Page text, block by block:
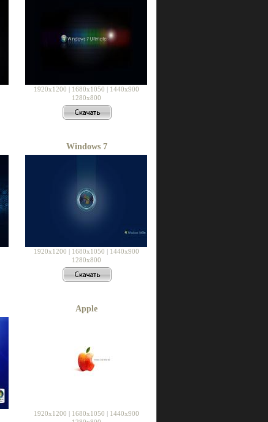
1920x1200 | 1680x1050 | 1440x900
1280x800
Windows 7
1920x1200 | 1680x1050 | 1440x900
1280x800
Apple
1920x1200 | 1680x1050 | 1440x900